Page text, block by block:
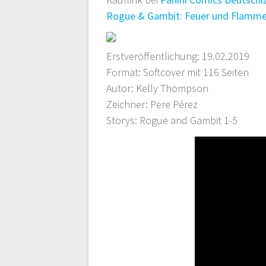
Rogue & Gambit: Feuer und
Erstveröffentlichung: 19.02.2019
Format: Softcover mit 116 Seiten
Autor: Kelly Thompson
Zeichner: Pere Pérez
Storys: Rogue and Gambit 1-5